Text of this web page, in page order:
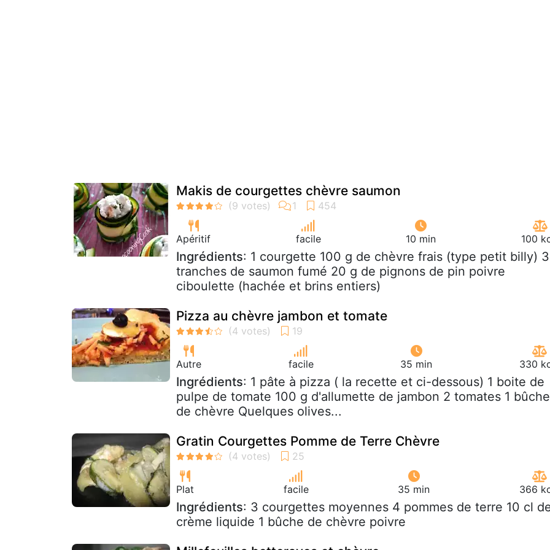
Makis de courgettes chèvre saumon
Apéritif facile 10 min 100
Ingrédients: 1 courgette 100 g de chèvre frais (type petit billy) 3
tranches de saumon fumé 20 g de pignons de pin poivre
ciboulette (hachée et brins entiers)
Pizza au chèvre jambon et tomate
Autre facile 35 min 330
Ingrédients: 1 pâte à pizza ( la recette et ci-dessous) 1 boite de
pulpe de tomate 100 g d'allumette de jambon 2 tomates 1 bûche
de chèvre Quelques olives...
Gratin Courgettes Pomme de Terre Chèvre
Plat facile 35 min 366
Ingrédients: 3 courgettes moyennes 4 pommes de terre 10 cl
crème liquide 1 bûche de chèvre poivre